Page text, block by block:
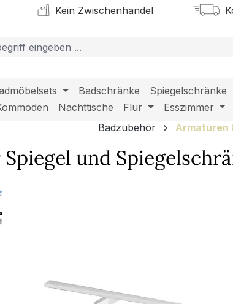
Kein Zwischenhandel
Badschränke Spiegelschränke
Nachttische Flur Esszimmer
Badzubehör
Armaturen
und